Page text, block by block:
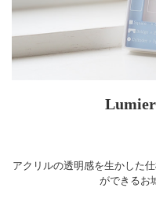
アクリルの透明感を生かした
ができるお